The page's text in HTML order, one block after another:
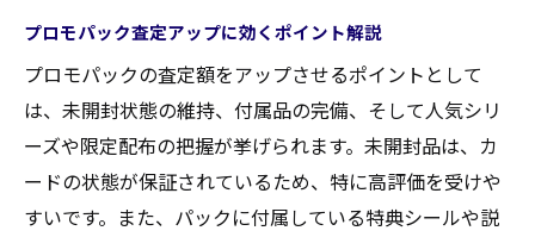
プロモパック査定アップに効くポイント解説
プロモパックの査定額をアップさせるポイントとして
は、未開封状態の維持、付属品の完備、そして人気シリ
ーズや限定配布の把握が挙げられます。未開封品は、カ
ードの状態が保証されているため、特に高評価を受けや
すいです。また、パックに付属している特典シールや説